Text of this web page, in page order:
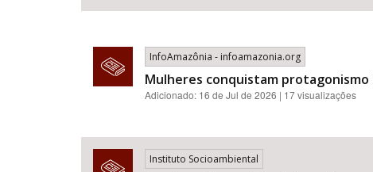
InfoAmazônia - infoamazonia.org
Mulheres conquistam protagonismo
Adicionado: 16 de Jul de 2026 | 17 visualizações
Instituto Socioambiental